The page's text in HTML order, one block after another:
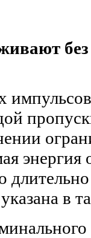
энергия
в